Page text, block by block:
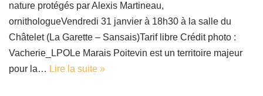
nature protégés par Alexis Martineau,
ornithologueVendredi 31 janvier à 18h30 à la salle du
Châtelet (La Garette – Sansais)Tarif libre Crédit photo :
Vacherie_LPOLe Marais Poitevin est un territoire majeur
pour la… Lire la suite »